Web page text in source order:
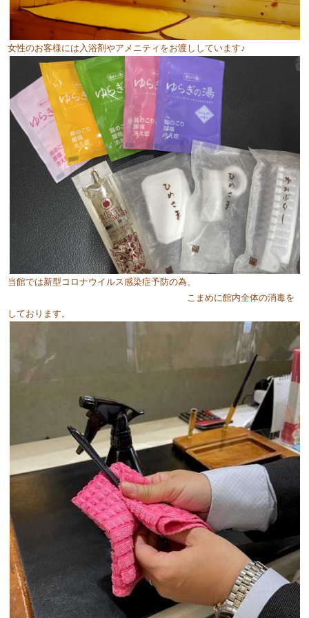
女性のお客様には入浴剤やアメニティをお渡ししています♪
当館では新型コロナウイルス感染症予防の為、
こまめに館内全体の消毒を
しております。